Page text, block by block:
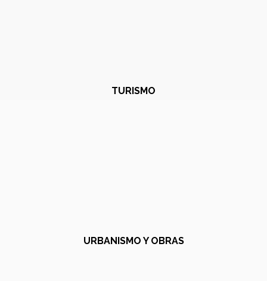
TURISMO
URBANISMO Y OBRAS